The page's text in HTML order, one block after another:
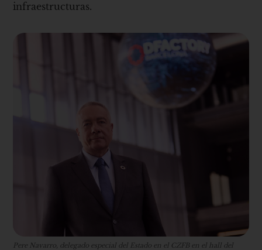
infraestructuras.
Pere Navarro, delegado especial del Estado en el CZFB en el hall del